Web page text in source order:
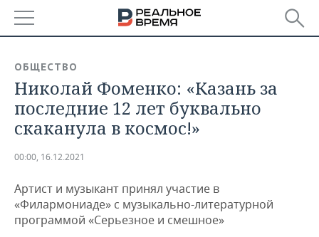
БАШКОРТОСТАН
ТАТАРСТАН
НОВОСТИ
АНАЛИТИКА
ДЕКЛАРАЦИИ О ДОХОДАХ
КОРОЛИ ГОСЗАКАЗА ПФО
НОВОСТИ ЭКОНОМИКИ
ФИНАНСЫ
ПРОМЫШЛЕННОСТЬ
НОВОСТИ
ПРОМЫШЛЕННОСТИ
НЕДВИЖИМОСТЬ
ОБЩЕСТВО
Николай Фоменко: «Казань за
последние 12 лет буквально
скаканула в космос!»
00:00, 16.12.2021
Артист и музыкант принял участие в
«Филармониаде» с музыкально-литературной
программой «Серьезное и смешное»